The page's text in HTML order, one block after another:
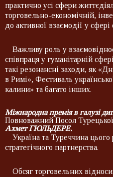
практично усі сфери
торговельно-економічній,
до активної взаємодії у сфері
Важливу роль у
співпраця у гуманітарній
такі резонансні заходи, як
в Римі», Фестиваль
калини» та багато інших.
Міжнародна премія в галузі
Повноважний Посол
Ахмет ГЮЛЬДЕРЕ.
Україна та Туреччина
стратегічного партнерства.
Обсяг торговельних